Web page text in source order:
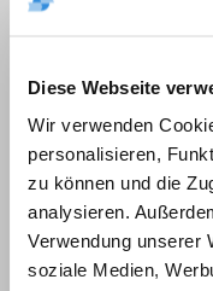
Diese Webseite
Wir verwenden
personalisieren,
zu können und die
analysieren.
Verwendung unserer
soziale Medien,